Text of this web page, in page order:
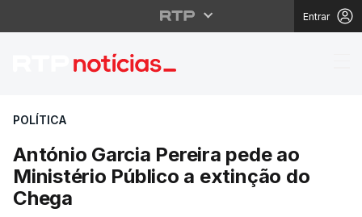
Entrar
António Garcia
POLÍTICA
António Garcia Pereira pede ao
Ministério Público a extinção do
Chega